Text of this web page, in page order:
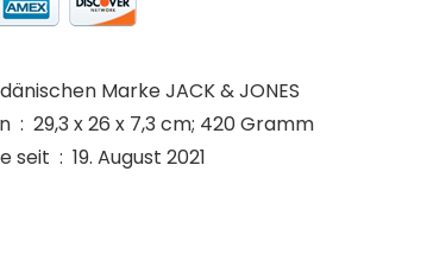
Marke JACK & JONES
Verpackungsabmessungen ‏ : ‎ 29,3 x 26 x 7,3 cm; 420 Gramm
Im Angebot von Amazon.de seit ‏ : ‎ 19. August 2021